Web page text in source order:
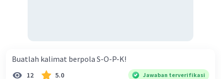
Buatlah kalimat berpola S-O-P-K!
12 5.0 Jawaban terverifikasi